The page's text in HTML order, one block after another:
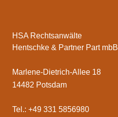
HSA Rechtsanwälte
Hentschke & Partner Part mbB
Marlene-Dietrich-Allee 18
14482 Potsdam
Tel.: +49 331 5856980